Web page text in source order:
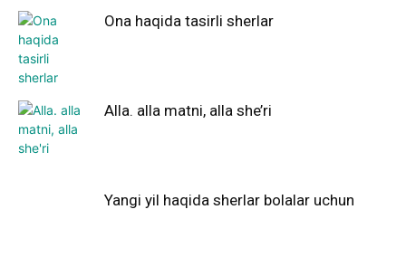
Ona haqida tasirli sherlar
Alla. alla matni, alla she’ri
Yangi yil haqida sherlar bolalar uchun